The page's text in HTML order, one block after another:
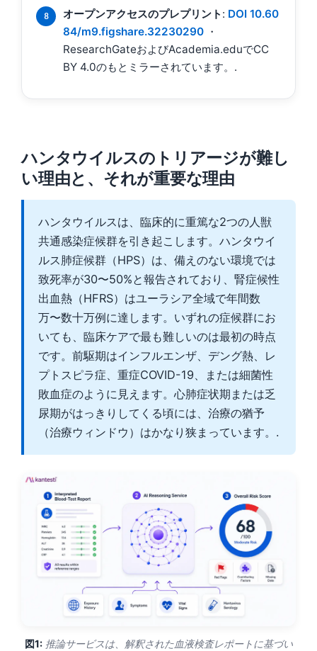
オープンアクセスのプレプリント : DOI 10.60
84/m9.figshare.32230290 ・
ResearchGateおよびAcademia.eduでCC
BY 4.0のもとミラーされています。.
ハンタウイルスのトリアージが難し
い理由と、それが重要な理由
ハンタウイルスは、臨床的に重篤な2つの人獣
共通感染症候群を引き起こします。ハンタウイ
ルス肺症候群（HPS）は、備えのない環境では
致死率が30〜50%と報告されており、腎症候性
出血熱（HFRS）はユーラシア全域で年間数
万〜数十万例に達します。いずれの症候群にお
いても、臨床ケアで最も難しいのは最初の時点
です。前駆期はインフルエンザ、デング熱、レ
プトスピラ症、重症COVID-19、または細菌性
敗血症のように見えます。心肺症状期または乏
尿期がはっきりしてくる頃には、治療の猶予
（治療ウィンドウ）はかなり狭まっています。.
図1:推論サービスは、解釈された血液検査レポートに基づい